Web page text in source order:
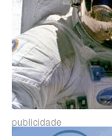
publicidade